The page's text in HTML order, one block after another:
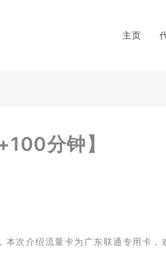
主页
分钟】
次介绍流量卡为广东联通专用卡